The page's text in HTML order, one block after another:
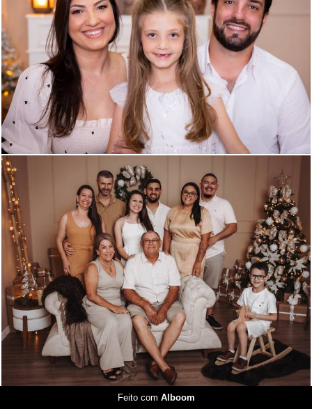
274 0
286 0
Feito com Alboom